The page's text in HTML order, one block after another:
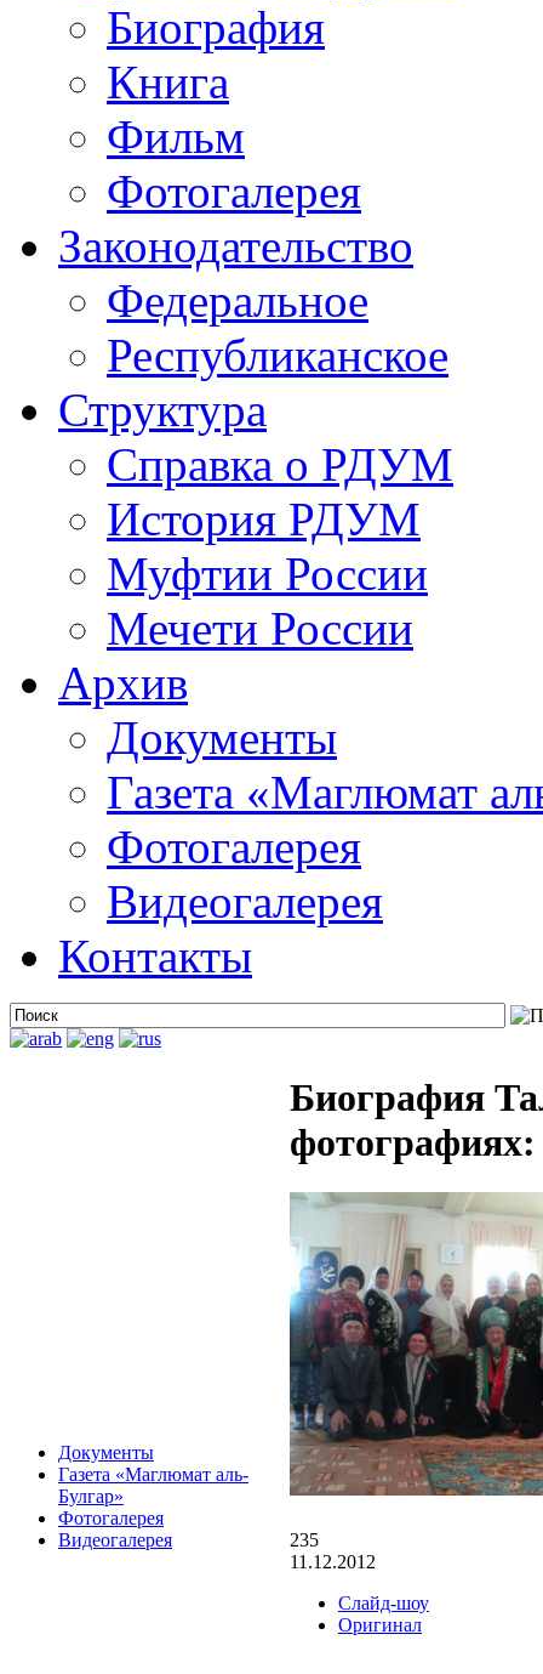
Биография
Книга
Фильм
Фотогалерея
Законодательство
Федеральное
Республиканское
Структура
Справка о РДУМ
История РДУМ
Муфтии России
Мечети России
Архив
Документы
Газета «Маглюмат
Фотогалерея
Видеогалерея
Контакты
Документы
Газета «Маглюмат аль-
Булгар»
Фотогалерея
Видеогалерея
Биография
фотографиях:
235
11.12.2012
Слайд-шоу
Оригинал